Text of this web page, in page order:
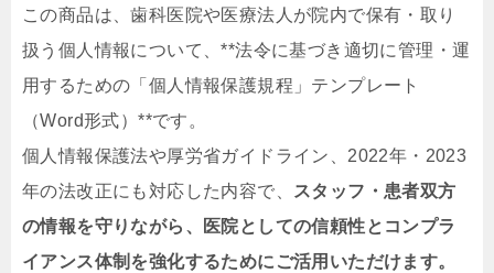
この商品は、歯科医院や医療法人が院内で保有・取り
扱う個人情報について、**法令に基づき適切に管理・運
用するための「個人情報保護規程」テンプレート
（Word形式）**です。
個人情報保護法や厚労省ガイドライン、2022年・2023
年の法改正にも対応した内容で、 スタッフ・患者双方
の情報を守りながら、医院としての信頼性とコンプラ
イアンス体制を強化するためにご活用いただけます。